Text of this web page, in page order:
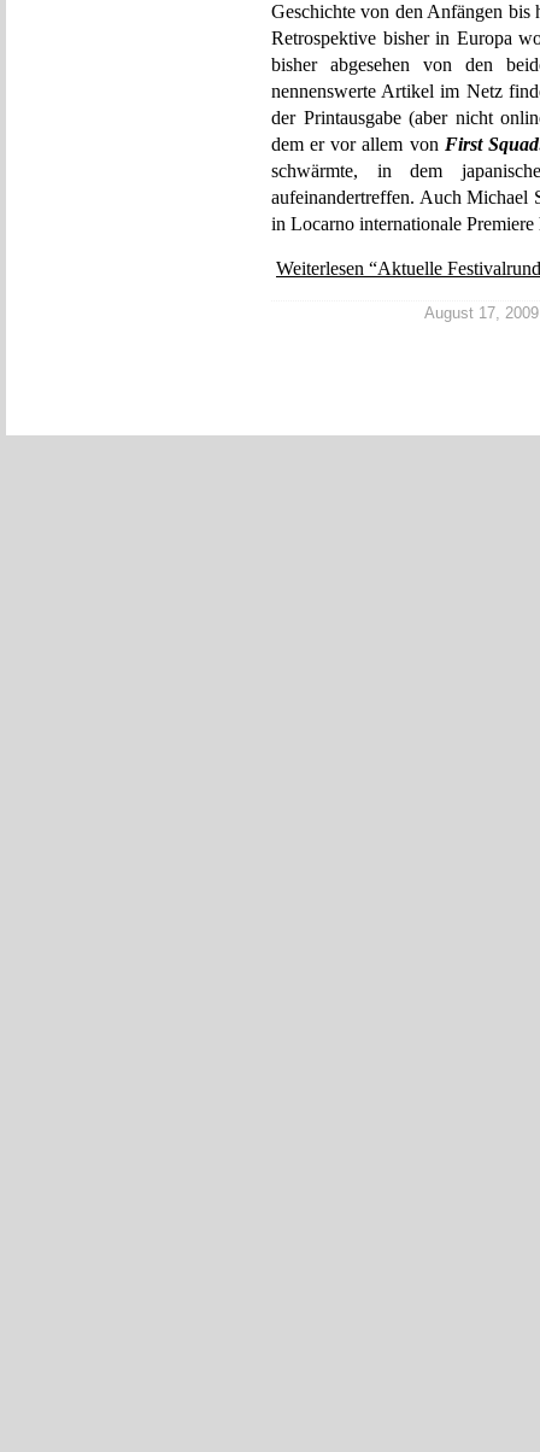
Geschichte von den Anfängen
Retrospektive bisher in Europa
bisher abgesehen von den
nennenswerte Artikel im Netz
der Printausgabe (aber nicht
dem er vor allem von First
schwärmte, in dem
aufeinandertreffen. Auch Michael
in Locarno internationale
Weiterlesen “Aktuelle
August 17,